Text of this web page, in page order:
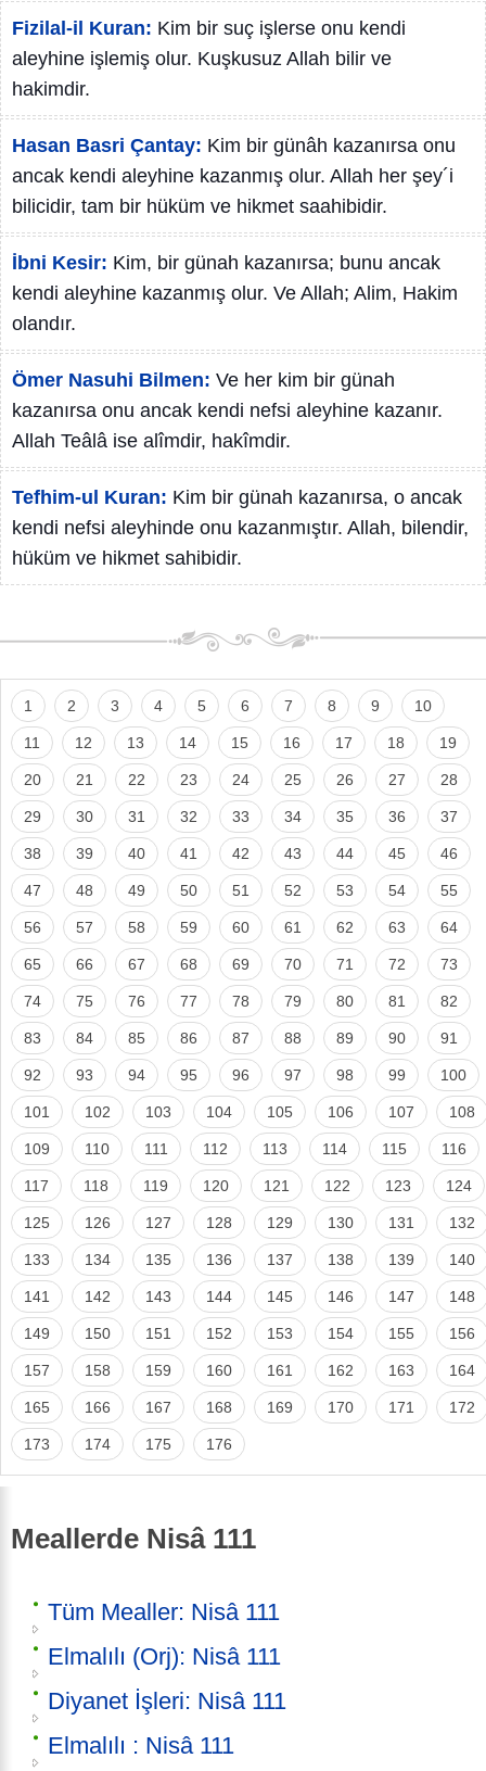
Fizilal-il Kuran: Kim bir suç işlerse onu kendi
aleyhine işlemiş olur. Kuşkusuz Allah bilir ve
hakimdir.
Hasan Basri Çantay: Kim bir günâh kazanırsa onu
ancak kendi aleyhine kazanmış olur. Allah her şey´i
bilicidir, tam bir hüküm ve hikmet saahibidir.
İbni Kesir: Kim, bir günah kazanırsa; bunu ancak
kendi aleyhine kazanmış olur. Ve Allah; Alim, Hakim
olandır.
Ömer Nasuhi Bilmen: Ve her kim bir günah
kazanırsa onu ancak kendi nefsi aleyhine kazanır.
Allah Teâlâ ise alîmdir, hakîmdir.
Tefhim-ul Kuran: Kim bir günah kazanırsa, o ancak
kendi nefsi aleyhinde onu kazanmıştır. Allah, bilendir,
hüküm ve hikmet sahibidir.
1 2 3 4 5 6 7 8 9 10
11 12 13 14 15 16 17 18 19
20 21 22 23 24 25 26 27 28
29 30 31 32 33 34 35 36 37
38 39 40 41 42 43 44 45 46
47 48 49 50 51 52 53 54 55
56 57 58 59 60 61 62 63 64
65 66 67 68 69 70 71 72 73
74 75 76 77 78 79 80 81 82
83 84 85 86 87 88 89 90 91
92 93 94 95 96 97 98 99 100
101 102 103 104 105 106 107 108
109 110 111 112 113 114 115 116
117 118 119 120 121 122 123 124
125 126 127 128 129 130 131 132
133 134 135 136 137 138 139 140
141 142 143 144 145 146 147 148
149 150 151 152 153 154 155 156
157 158 159 160 161 162 163 164
165 166 167 168 169 170 171 172
173 174 175 176
Meallerde Nisâ 111
Tüm Mealler: Nisâ 111
Elmalılı (Orj): Nisâ 111
Diyanet İşleri: Nisâ 111
Elmalılı : Nisâ 111